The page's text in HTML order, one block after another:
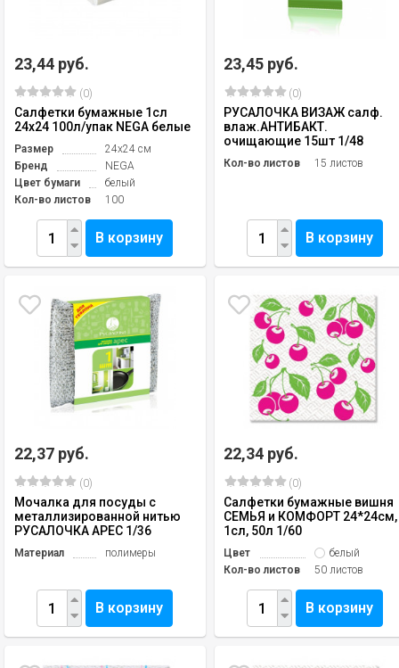
23,44 руб.
(0)
Салфетки бумажные 1сл
24х24 100л/упак NEGA белые
Размер
24х24 см
Бренд
NEGA
Цвет бумаги
белый
Кол-во листов
100
В корзину
23,45 руб.
(0)
РУСАЛОЧКА ВИЗАЖ салф.
влаж.АНТИБАКТ.
очищающие 15шт 1/48
Кол-во листов 15 листов
В корзину
22,37 руб.
(0)
Мочалка для посуды с
металлизированной нитью
РУСАЛОЧКА АРЕС 1/36
Материал полимеры
В корзину
22,34 руб.
(0)
Салфетки бумажные вишня
СЕМЬЯ и КОМФОРТ 24*24см,
1сл, 50л 1/60
Цвет
белый
Кол-во листов
50 листов
В корзину